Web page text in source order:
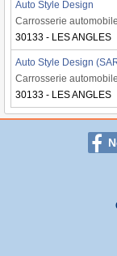
Auto Style Design
Carrosserie automobile
30133 - LES ANGLES
Auto Style Design
Carrosserie automobile
30133 - LES ANGLES